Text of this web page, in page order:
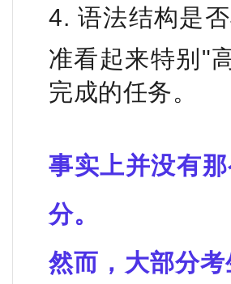
4. 语法结构是
准看起来特别"
完成的任务。
事实上并没有
分。
然而，大部分